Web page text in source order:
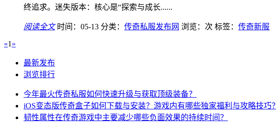
终追求。迷失版本：核心是“探索与成长......
阅读全文 时间：05-13 分类： 传奇私服发布网 浏览： 次 标签： 传奇新服
«1 »
最新发布
浏览排行
今年最火传奇私服如何快速升级与获取顶级装备？
iOS变态版传奇盒子如何下载与安装？游戏内有哪些独家福利与攻略技巧？
韧性属性在传奇游戏中主要减少哪些负面效果的持续时间？